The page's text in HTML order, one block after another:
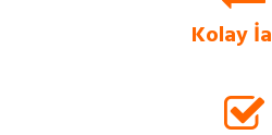
Kolay